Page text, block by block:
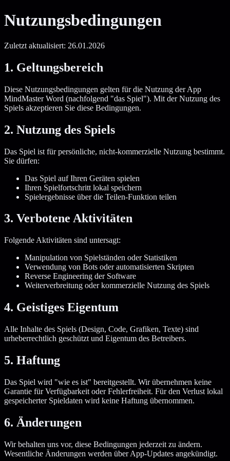
Nutzungsbedingungen
Zuletzt aktualisiert: 26.01.2026
1. Geltungsbereich
Diese Nutzungsbedingungen gelten für die Nutzung der App
MindMaster Word (nachfolgend "das Spiel"). Mit der Nutzung des
Spiels akzeptieren Sie diese Bedingungen.
2. Nutzung des Spiels
Das Spiel ist für persönliche, nicht-kommerzielle Nutzung bestimmt.
Sie dürfen:
Das Spiel auf Ihren Geräten spielen
Ihren Spielfortschritt lokal speichern
Spielergebnisse über die Teilen-Funktion teilen
3. Verbotene Aktivitäten
Folgende Aktivitäten sind untersagt:
Manipulation von Spielständen oder Statistiken
Verwendung von Bots oder automatisierten Skripten
Reverse Engineering der Software
Weiterverbreitung oder kommerzielle Nutzung des Spiels
4. Geistiges Eigentum
Alle Inhalte des Spiels (Design, Code, Grafiken, Texte) sind
urheberrechtlich geschützt und Eigentum des Betreibers.
5. Haftung
Das Spiel wird "wie es ist" bereitgestellt. Wir übernehmen keine
Garantie für Verfügbarkeit oder Fehlerfreiheit. Für den Verlust lokal
gespeicherter Spieldaten wird keine Haftung übernommen.
6. Änderungen
Wir behalten uns vor, diese Bedingungen jederzeit zu ändern.
Wesentliche Änderungen werden über App-Updates angekündigt.